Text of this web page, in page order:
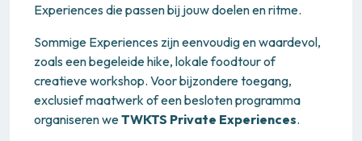
Experiences die passen bij jouw doelen en ritme.
Sommige Experiences zijn eenvoudig en waardevol,
zoals een begeleide hike, lokale foodtour of
creatieve workshop. Voor bijzondere toegang,
exclusief maatwerk of een besloten programma
organiseren weTWKTS Private Experiences.